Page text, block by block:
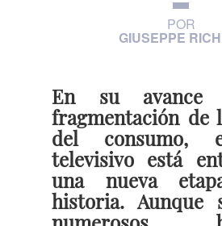
POR
GIUSEPPE
En su avance
fragmentación de
del consumo,
televisivo está
una nueva
historia. Aunque